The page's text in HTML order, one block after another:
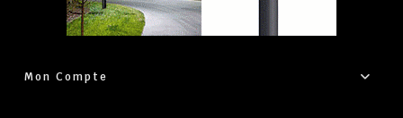
Mon Compte